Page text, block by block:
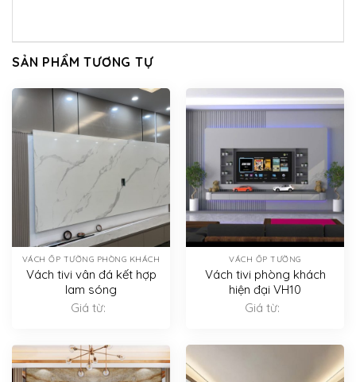
SẢN PHẨM TƯƠNG TỰ
VÁCH ỐP TƯỜNG PHÒNG KHÁCH
Vách tivi vân đá kết hợp
lam sóng
Giá từ:
VÁCH ỐP TƯỜNG
Vách tivi phòng khách
hiện đại VH10
Giá từ: